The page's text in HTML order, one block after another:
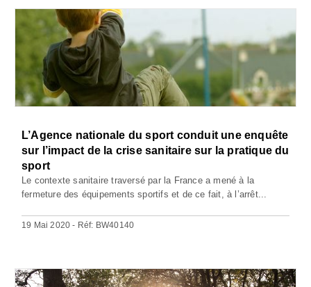
L’Agence nationale du sport conduit une enquête
sur l’impact de la crise sanitaire sur la pratique du
sport
Le contexte sanitaire traversé par la France a mené à la
fermeture des équipements sportifs et de ce fait, à l’arrêt...
19 Mai 2020 - Réf: BW40140